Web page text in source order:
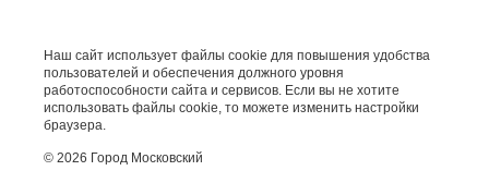
Наш сайт использует файлы cookie для повышения удобства
пользователей и обеспечения должного уровня
работоспособности сайта и сервисов. Если вы не хотите
использовать файлы cookie, то можете изменить настройки
браузера.
© 2026 Город Московский